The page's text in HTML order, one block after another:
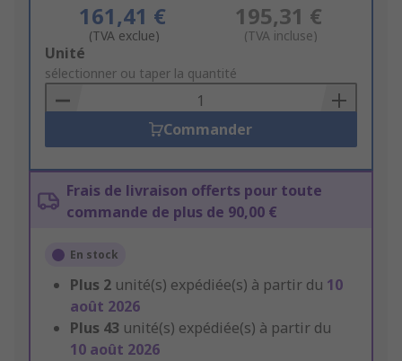
161,41 €
(TVA exclue)
195,31 €
(TVA incluse)
Add
to
Basket
Unité
sélectionner ou taper la quantité
Commander
Frais de livraison offerts pour toute
commande de plus de 90,00 €
En stock
Plus 2 unité(s) expédiée(s) à partir du 10
août 2026
Plus 43 unité(s) expédiée(s) à partir du
10 août 2026